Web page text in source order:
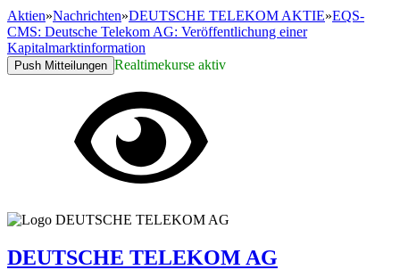
Aktien»Nachrichten»DEUTSCHE TELEKOM AKTIE»EQS-
CMS: Deutsche Telekom AG: Veröffentlichung einer
Kapitalmarktinformation
Push Mitteilungen Realtimekurse aktiv
DEUTSCHE TELEKOM AG